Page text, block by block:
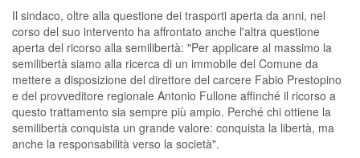
Il sindaco, oltre alla questione dei trasporti aperta da anni, nel
corso del suo intervento ha affrontato anche l'altra questione
aperta del ricorso alla semilibertà: "Per applicare al massimo la
semilibertà siamo alla ricerca di un immobile del Comune da
mettere a disposizione del direttore del carcere Fabio Prestopino
e del provveditore regionale Antonio Fullone affinché il ricorso a
questo trattamento sia sempre più ampio. Perché chi ottiene la
semilibertà conquista un grande valore: conquista la libertà, ma
anche la responsabilità verso la società".